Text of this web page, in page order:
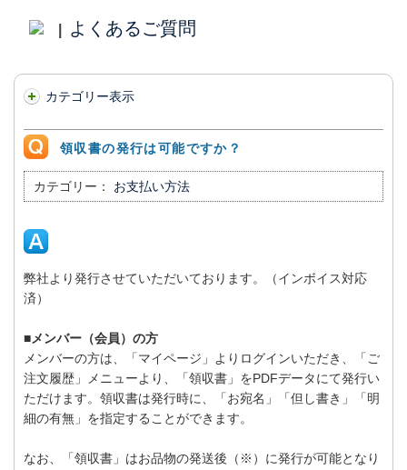
よくあるご質問
カテゴリー表示
領収書の発行は可能ですか？
カテゴリー： お支払い方法
弊社より発行させていただいております。（インボイス対応
済）
■メンバー（会員）の方
メンバーの方は、「マイページ」よりログインいただき、「ご
注文履歴」メニューより、「領収書」をPDFデータにて発行い
ただけます。領収書は発行時に、「お宛名」「但し書き」「明
細の有無」を指定することができます。
なお、「領収書」はお品物の発送後（※）に発行が可能となり